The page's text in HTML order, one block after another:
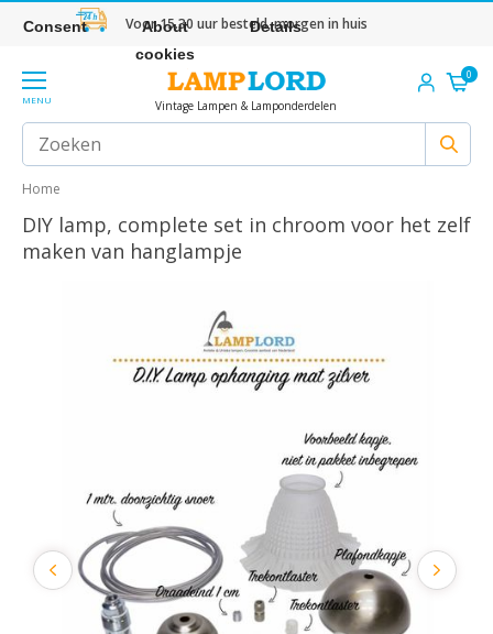
Voor 15.30 uur besteld, morgen in huis
MENU Vintage Lampen & Lamponderdelen
0
Home
DIY lamp, complete set in chroom voor het zelf
maken van hanglampje
Consent
About
cookies
Details